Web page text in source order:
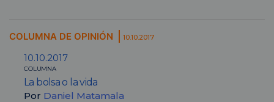
COLUMNA DE OPINIÓN 10.10.2017
10.10.2017
COLUMNA
La bolsa o la vida
Por Daniel Matamala